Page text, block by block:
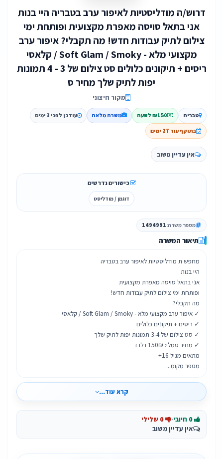
דרוש/ה מודליסטיות לאיפור ערב בטבריה היי בנות
אני בתאל סויסה מאפרת מקצועית ופותחת ימי
צילום לתיק עבודות חדש! מה תקבלי? איפור ערב
מקצועי מלא - Soft Glam / Smoky / קלאסי
ריסים + תיקונים כלולים סט צילום של 3 - 4 תמונות
יפות לתיק שלך מחיר ס
מקור חיצוני
טבריה ₪150 לשעה משרה מלאה עודכן לפני 3 ימים
בתוקף עוד 27 ימים
אין עדיין משוב
כישורים נדרשים
דוגמן / מודליסט
מספר משרה:1494991
תיאור המשרה
מספר מקומ...
קרא עוד...
·
אין עדיין משוב